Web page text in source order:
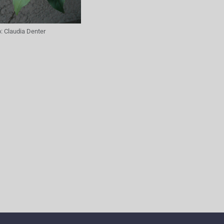
Claudia Denter